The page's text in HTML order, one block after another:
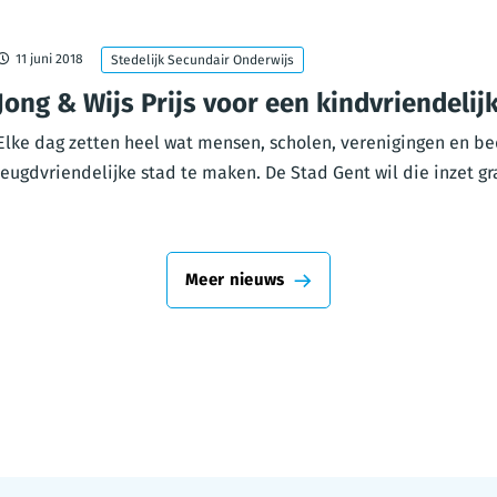
11 juni 2018 Stedelijk Secundair Onderwijs
& Wijs Prijs voor een
dag zetten heel wat mensen, scholen, verenigingen en
stad te maken. De Stad Gent wil die inzet
Meer nieuws